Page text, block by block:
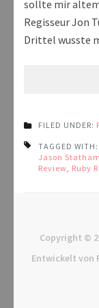
sollte mir
Regisseur Jon
Drittel wusste
FILED UNDER:
TAGGED WITH:
Jason Statham
Review Ruby
Copyright ©
Entwickelt von